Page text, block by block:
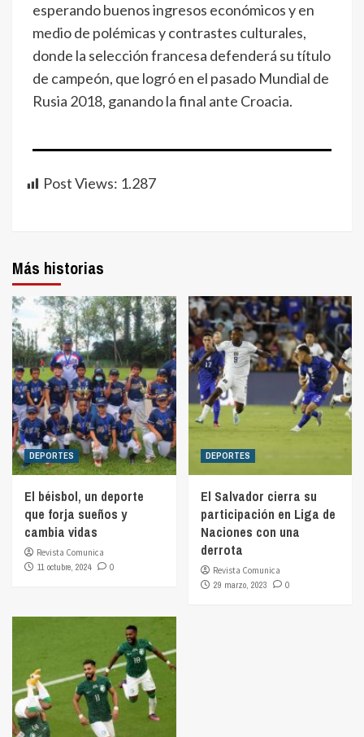
esperando buenos ingresos económicos y en
medio de polémicas y contrastes culturales,
donde la selección francesa defenderá su título
de campeón, que logró en el pasado Mundial de
Rusia 2018, ganando la final ante Croacia.
Post Views: 1.287
Más historias
DEPORTES
El béisbol, un deporte
que forja sueños y
cambia vidas
Revista Comunica
11 octubre, 2024
0
DEPORTES
El Salvador cierra su
participación en Liga de
Naciones con una
derrota
Revista Comunica
29 marzo, 2023
0